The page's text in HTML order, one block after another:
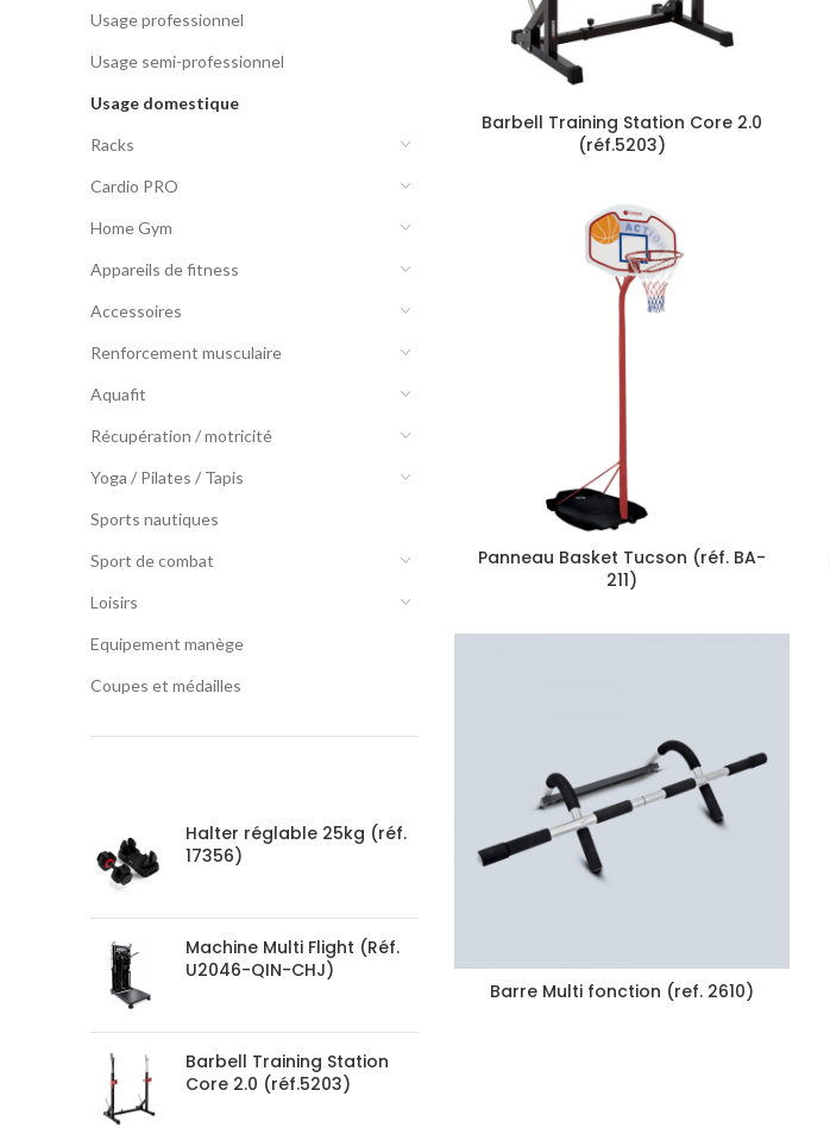
Usage professionnel
Usage semi-professionnel
Usage domestique
Racks
Cardio PRO
Home Gym
Appareils de fitness
Accessoires
Renforcement musculaire
Aquafit
Récupération / motricité
Yoga / Pilates / Tapis
Sports nautiques
Sport de combat
Loisirs
Equipement manège
Coupes et médailles
Halter réglable 25kg (réf.
17356)
Machine Multi Flight (Réf.
U2046-QIN-CHJ)
Barbell Training Station
Core 2.0 (réf.5203)
Barbell Training Station Core 2.0
(réf.5203)
Panneau Basket Tucson (réf. BA-
211)
Barre Multi fonction (ref. 2610)